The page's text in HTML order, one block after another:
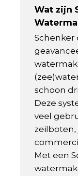
Wat zijn
schoon
Deze
veel
Met een